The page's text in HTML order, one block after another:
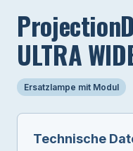
ULTRA
Ersatzlampe mit Modul
Technische